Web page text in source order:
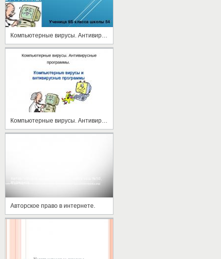
Авторское право в интернете.